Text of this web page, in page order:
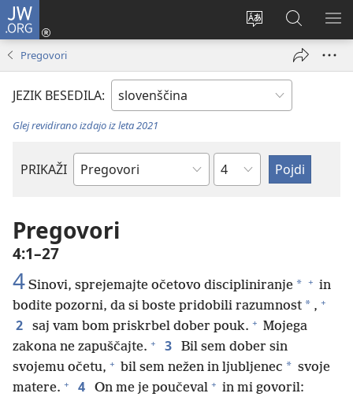
JW.ORG
Spremeni
spletnega
mesta
Prijava
(odpre
Iskanje
po
JW.ORG
Pregovori
JEZIK BESEDILA:
Glej revidirano izdajo iz leta 2021
PRIKAŽI
Po
Poglavje
Pregovori
4:1–27
4 Sinovi, sprejemajte očetovo discipliniranje * + in
bodite pozorni, da si boste pridobili razumnost * , +
2 saj vam bom priskrbel dober pouk. + Mojega
zakona ne zapuščajte. + 3
Bil sem dober sin
svojemu očetu, + bil sem nežen in ljubljenec * svoje
matere. + 4 On me je poučeval + in mi govoril: